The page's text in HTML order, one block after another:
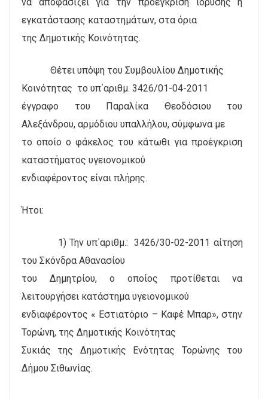
εγκατάστασης καταστημάτων, στα όρια
της Δημοτικής Κοινότητας.
Θέτει υπόψη του Συμβουλίου Δημοτικής
Κοινότητας το υπ΄αριθμ. 3426/01-04-2011
έγγραφο του Παραλίκα Θεοδόσιου του
Αλεξάνδρου, αρμόδιου υπαλλήλου, σύμφωνα με
το οποίο ο φάκελος του κάτωθι για προέγκριση
καταστήματος υγειονομικού
ενδιαφέροντος είναι πλήρης.
Ήτοι:
1) Την υπ΄αριθμ.:
3426/30-02-2011 αίτηση
του Σκόνδρα Αθανασίου
του Δημητρίου, ο οποίος προτίθεται να
λειτουργήσει κατάστημα υγειονομικού
ενδιαφέροντος « Εστιατόριο – Καφέ Μπαρ», στην
Τορώνη, της Δημοτικής Κοινότητας
Συκιάς της Δημοτικής Ενότητας Τορώνης του
Δήμου Σιθωνίας.